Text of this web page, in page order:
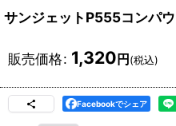
サンジェットP555コンパ
販売価格: 1,320円(税込)
Facebookでシェア